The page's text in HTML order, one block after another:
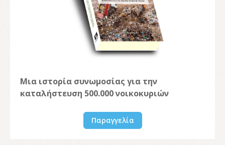
Μια ιστορία συνωμοσίας για την
καταλήστευση 500.000 νοικοκυριών
Παραγγελία